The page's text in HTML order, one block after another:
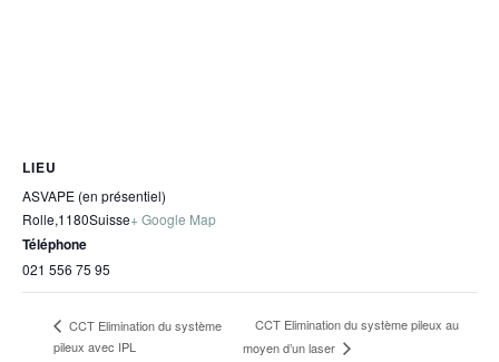
LIEU
ASVAPE (en présentiel)
Rolle,1180Suisse+ Google Map
Téléphone
021 556 75 95
CCT Elimination du système
pileux avec IPL
CCT Elimination du système pileux au
moyen d’un laser